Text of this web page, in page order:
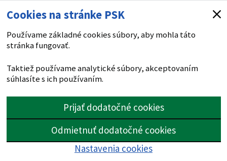
Cookies na stránke PSK
Používame základné cookies súbory, aby mohla táto
stránka fungovať.
Taktiež používame analytické súbory, akceptovaním
súhlasíte s ich používaním.
Prijať dodatočné cookies
Odmietnuť dodatočné cookies
Nastavenia cookies